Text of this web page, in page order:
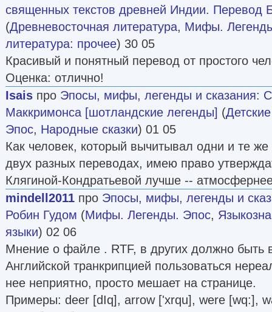
священных текстов древней Индии. Перевод
(Древневосточная литература, Мифы.
литература: прочее) 30 05
Красивый и понятный перевод от простого
Оценка: отлично!
Isais про Эпосы, мифы, легенды и сказания:
Маккримонса [шотландские легенды] (
Эпос, Народные сказки) 01 05
Как человек, который вычитывал одни и те
двух разных переводах, имею право
Клягиной-Кондратьевой лучше --
mindell2011 про Эпосы, мифы, легенды и
Робин Гудом (Мифы. Легенды. Эпос,
языки) 02 06
Мнение о файле . RTF, в других должно быть
Английской транкрипцией пользоваться
нее неприятно, просто мешает на странице.
Примеры: deer [dIq], arrow ['xrqu], were [wq:],